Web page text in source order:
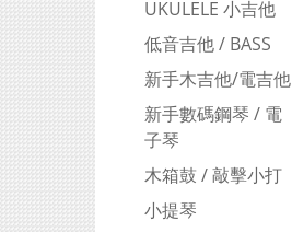
UKULELE 小吉他
低音吉他 / BASS
新手木吉他/電吉他
新手數碼鋼琴 / 電
子琴
木箱鼓 / 敲擊小打
小提琴